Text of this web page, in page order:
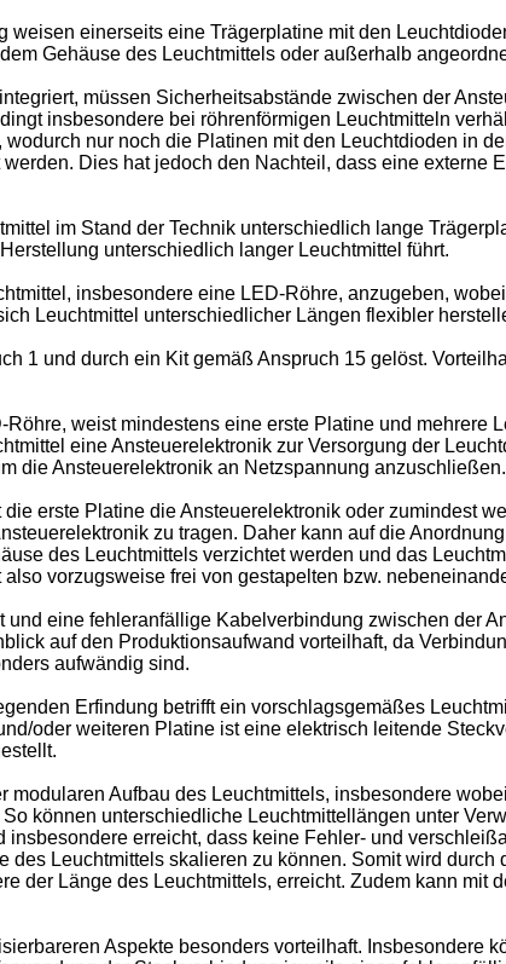
einerseits eine Trägerplatine mit den
Gehäuse des Leuchtmittels oder außerhalb
müssen Sicherheitsabstände zwischen der
insbesondere bei röhrenförmigen Leuchtmitteln
nur noch die Platinen mit den Leuchtdioden in
Dies hat jedoch den Nachteil, dass eine externe
im Stand der Technik unterschiedlich lange
unterschiedlich langer Leuchtmittel führt.
insbesondere eine LED-Röhre, anzugeben,
Leuchtmittel unterschiedlicher Längen flexibler
1 und durch ein Kit gemäß Anspruch 15 gelöst.
weist mindestens eine erste Platine und mehrere
eine Ansteuerelektronik zur Versorgung der
die Ansteuerelektronik an Netzspannung anzuschließen.
erste Platine die Ansteuerelektronik oder zumindest
zu tragen. Daher kann auf die
des Leuchtmittels verzichtet werden und das
vorzugsweise frei von gestapelten bzw.
eine fehleranfällige Kabelverbindung zwischen der
auf den Produktionsaufwand vorteilhaft, da
aufwändig sind.
Erfindung betrifft ein vorschlagsgemäßes
oder weiteren Platine ist eine elektrisch leitende
Aufbau des Leuchtmittels, insbesondere
können unterschiedliche Leuchtmittellängen unter
erreicht, dass keine Fehler- und
Leuchtmittels skalieren zu können. Somit wird
der Länge des Leuchtmittels, erreicht. Zudem kann mit
Aspekte besonders vorteilhaft. Insbesondere